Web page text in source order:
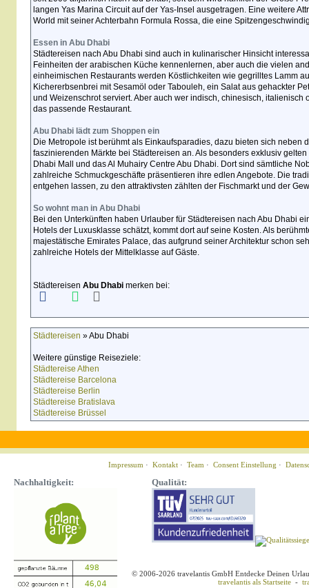
langen Yas Marina Circuit auf der Yas-Insel ausgetragen. Eine weitere
World mit seiner Achterbahn Formula Rossa, die eine
Essen in Abu Dhabi
Städtereisen nach Abu Dhabi sind auch in kulinarischer Hinsicht
Feinheiten der arabischen Küche kennenlernen, aber auch die vielen
einheimischen Restaurants werden Köstlichkeiten wie gegrilltes Lamm
Kichererbsenbrei mit Sesamöl oder Tabouleh, ein Salat aus gehackter
und Weizenschrot serviert. Aber auch wer indisch, chinesisch, italienisch
das passende Restaurant.
Abu Dhabi lädt zum Shoppen ein
Die Metropole ist berühmt als Einkaufsparadies, dazu bieten sich neben
faszinierenden Märkte bei Städtereisen an. Als besonders exklusiv
Dhabi Mall und das Al Muhairy Centre Abu Dhabi. Dort sind sämtliche
zahlreiche Schmuckgeschäfte präsentieren ihre edlen Angebote. Die
entgehen lassen, zu den attraktivsten zählten der Fischmarkt und der
So wohnt man in Abu Dhabi
Bei den Unterkünften haben Urlauber für Städtereisen nach Abu Dhabi
Hotels der Luxusklasse schätzt, kommt dort auf seine Kosten. Als
majestätische Emirates Palace, das aufgrund seiner Architektur schon
zahlreiche Hotels der Mittelklasse auf Gäste.
Städtereisen Abu Dhabi merken bei:
Städtereisen » Abu Dhabi
Weitere günstige Reiseziele:
Städtereise Athen
Städtereise Barcelona
Städtereise Berlin
Städtereise Bratislava
Städtereise Brüssel
Impressum · Kontakt · Team · Consent Einstellung ·
Nachhaltigkeit: Qualität:
© 2006-2026 travelantis GmbH Entdecke Deinen
travelantis als Startseite -